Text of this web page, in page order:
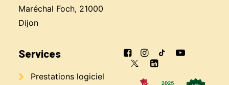
Maréchal Foch, 21000
Dijon
Services
Prestations logiciel